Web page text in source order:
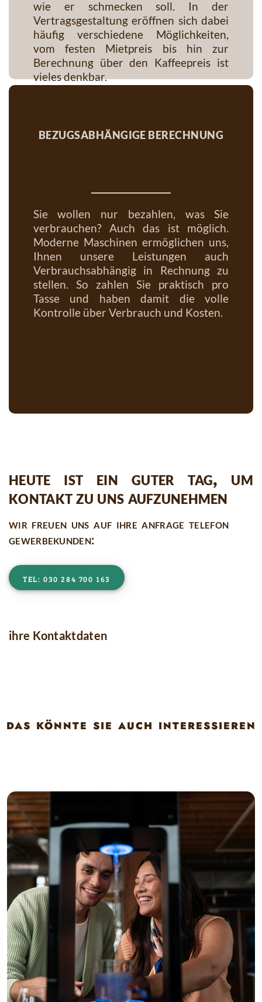
wie er schmecken soll. In der
Vertragsgestaltung eröffnen sich dabei
häufig verschiedene Möglichkeiten,
vom festen Mietpreis bis hin zur
Berechnung über den Kaffeepreis ist
vieles denkbar.
bezugsabhängige berechnung
Sie wollen nur bezahlen, was Sie
verbrauchen? Auch das ist möglich.
Moderne Maschinen ermöglichen uns,
Ihnen unsere Leistungen auch
Verbrauchsabhängig in Rechnung zu
stellen. So zahlen Sie praktisch pro
Tasse und haben damit die volle
Kontrolle über Verbrauch und Kosten.
heute ist ein guter tag, um
kontakt zu uns aufzunehmen
wir freuen uns auf ihre anfrage telefon
gewerbekunden:
tel: 030 284 700 163
ihre Kontaktdaten
das könnte sie auch interessieren